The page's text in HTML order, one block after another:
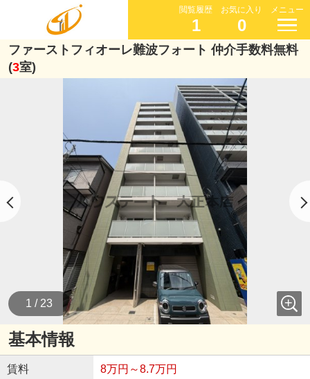
閲覧履歴
1
お気に入り
0
メニュー
ファーストフィオーレ難波フォート 仲介手数料無料
(3室)
1 / 23
基本情報
賃料 8万円～8.7万円